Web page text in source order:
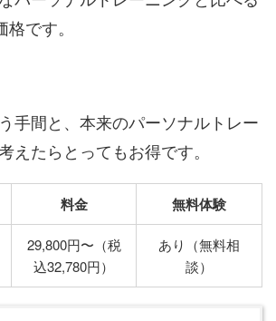
です。
手間と、本来のパーソナルトレー
えたらとってもお得です。
料金 無料体験
29,800円〜（税
込32,780円）
あり（無料相
談）